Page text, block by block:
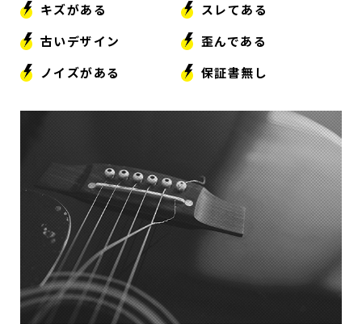
キズがある
スレてある
古いデザイン
歪んである
ノイズがある
保証書無し